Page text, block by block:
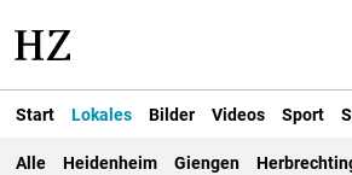
Start Lokales Bilder Videos Sport
Alle Heidenheim Giengen